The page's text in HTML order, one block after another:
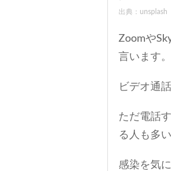
出典：unsplash
Zoomや
言います。
ビデオ通
ただ電話
る人も多い
感染を気